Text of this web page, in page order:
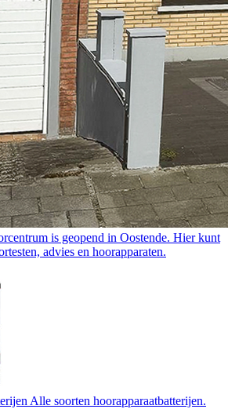
is geopend in Oostende. Hier kunt
advies en hoorapparaten.
Alle soorten hoorapparaatbatterijen.